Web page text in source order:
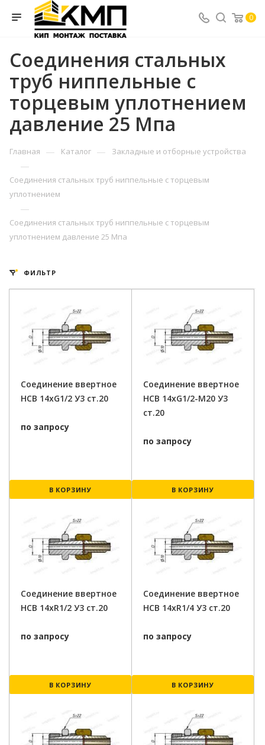
0
Соединения стальных
труб ниппельные с
торцевым уплотнением
давление 25 Мпа
Главная — Каталог — Закладные и отборные устройства
—
Соединения стальных труб ниппельные с торцевым
уплотнением
—
Соединения стальных труб ниппельные с торцевым
уплотнением давление 25 Мпа
ФИЛЬТР
Соединение ввертное
НСВ 14хG1/2 У3 ст.20
по запросу
В КОРЗИНУ
Соединение ввертное
НСВ 14хG1/2-М20 У3
ст.20
по запросу
В КОРЗИНУ
Соединение ввертное
НСВ 14хR1/2 У3 ст.20
по запросу
В КОРЗИНУ
Соединение ввертное
НСВ 14хR1/4 У3 ст.20
по запросу
В КОРЗИНУ